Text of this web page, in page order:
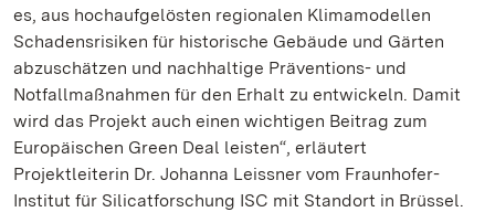
es, aus hochaufgelösten regionalen Klimamodellen
Schadensrisiken für historische Gebäude und Gärten
abzuschätzen und nachhaltige Präventions- und
Notfallmaßnahmen für den Erhalt zu entwickeln. Damit
wird das Projekt auch einen wichtigen Beitrag zum
Europäischen Green Deal leisten“, erläutert
Projektleiterin Dr. Johanna Leissner vom Fraunhofer-
Institut für Silicatforschung ISC mit Standort in Brüssel.